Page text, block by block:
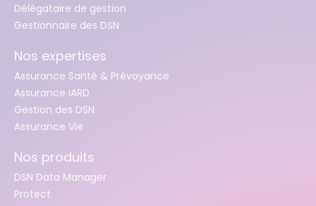
Délégataire de gestion
Gestionnaire des DSN
Nos expertises
Assurance Santé & Prévoyance
Assurance IARD
Gestion des DSN
Assurance Vie
Nos produits
DSN Data Manager
Protect